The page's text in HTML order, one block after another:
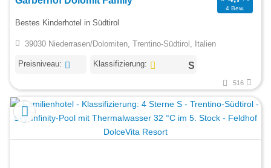
4 Bew.
Bestes Kinderhotel in Südtirol
39030 Niederrasen/Dolomiten, Trentino-Südtirol, Italien
Preisniveau: Klassifizierung:
516